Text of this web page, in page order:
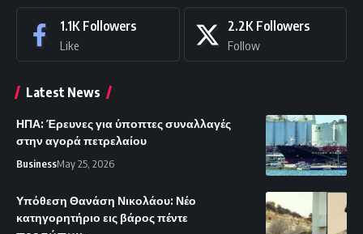
1.1K Followers
Like
2.2K Followers
Follow
Latest News
ΗΠΑ: Έρευνες για ύποπτες συναλλαγές
στην αγορά πετρελαίου
BusinessMay 25, 2026
Υπόθεση Θανάση Νικολάου: Νέο
κατηγορητήριο εις βάρος πέντε